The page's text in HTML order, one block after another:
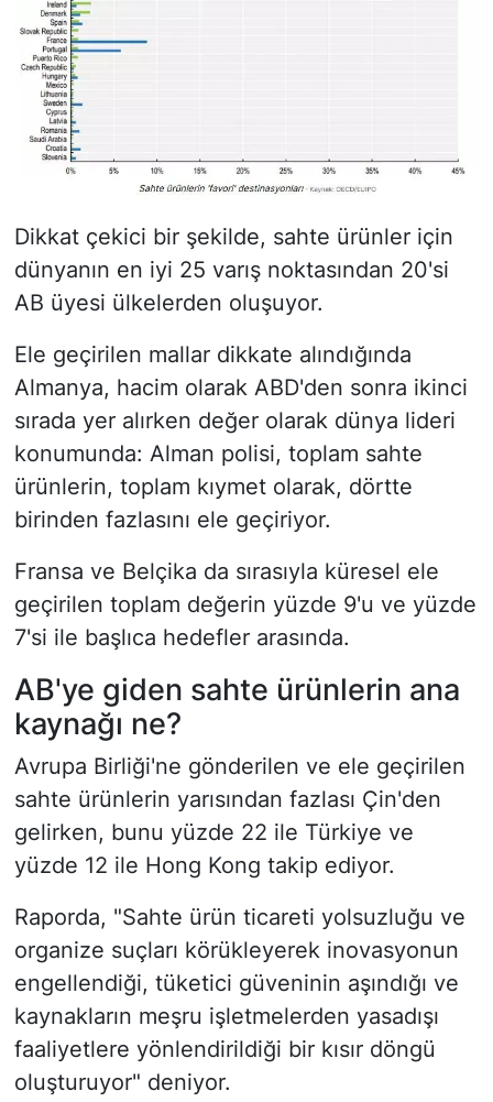
Dikkat çekici bir şekilde, sahte ürünler için
dünyanın en iyi 25 varış noktasından 20'si
AB üyesi ülkelerden oluşuyor.
Ele geçirilen mallar dikkate alındığında
Almanya, hacim olarak ABD'den sonra ikinci
sırada yer alırken değer olarak dünya lideri
konumunda: Alman polisi, toplam sahte
ürünlerin, toplam kıymet olarak, dörtte
birinden fazlasını ele geçiriyor.
Fransa ve Belçika da sırasıyla küresel ele
geçirilen toplam değerin yüzde 9'u ve yüzde
7'si ile başlıca hedefler arasında.
AB'ye giden sahte ürünlerin ana
kaynağı ne?
Avrupa Birliği'ne gönderilen ve ele geçirilen
sahte ürünlerin yarısından fazlası Çin'den
gelirken, bunu yüzde 22 ile Türkiye ve
yüzde 12 ile Hong Kong takip ediyor.
Raporda, "Sahte ürün ticareti yolsuzluğu ve
organize suçları körükleyerek inovasyonun
engellendiği, tüketici güveninin aşındığı ve
kaynakların meşru işletmelerden yasadışı
faaliyetlere yönlendirildiği bir kısır döngü
oluşturuyor" deniyor.